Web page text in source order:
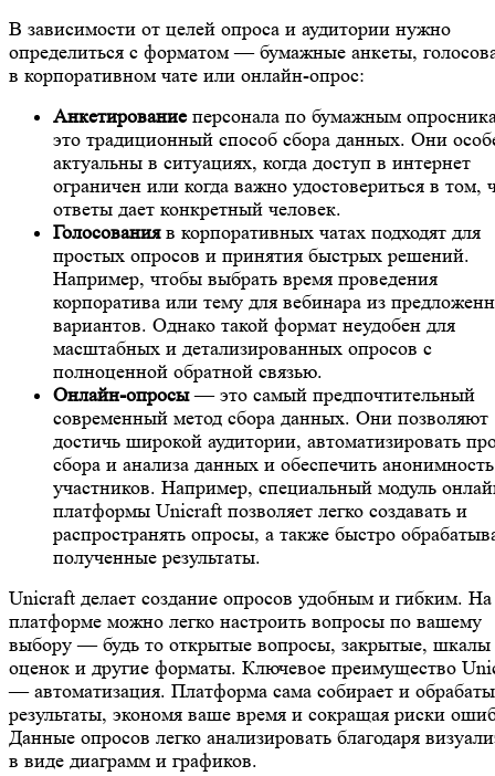
В зависимости от целей опроса и аудитории нужно
определиться с форматом — бумажные анкеты,
в корпоративном чате или онлайн-опрос:
Анкетированиеперсонала по бумажным
это традиционный способ сбора данных. Они
актуальны в ситуациях, когда доступ в интернет
ограничен или когда важно удостовериться в том,
ответы дает конкретный человек.
Голосования в корпоративных чатах подходят для
простых опросов и принятия быстрых решений.
Например, чтобы выбрать время проведения
корпоратива или тему для вебинара из
вариантов. Однако такой формат неудобен для
масштабных и детализированных опросов с
полноценной обратной связью.
Онлайн-опросы— это самый предпочтительный
современный метод сбора данных. Они позволяют
достичь широкой аудитории, автоматизировать
сбора и анализа данных и обеспечить анонимность
участников. Например, специальный модуль
платформы Unicraft позволяет легко создавать и
распространять опросы, а также быстро
полученные результаты.
Unicraft делает создание опросов удобным и гибким. На
платформе можно легко настроить вопросы по вашему
выбору — будь то открытые вопросы, закрытые, шкалы
оценок и другие форматы. Ключевое преимущество
— автоматизация. Платформа сама собирает и
результаты, экономя ваше время и сокращая риски
Данные опросов легко анализировать благодаря
в виде диаграмм и графиков.